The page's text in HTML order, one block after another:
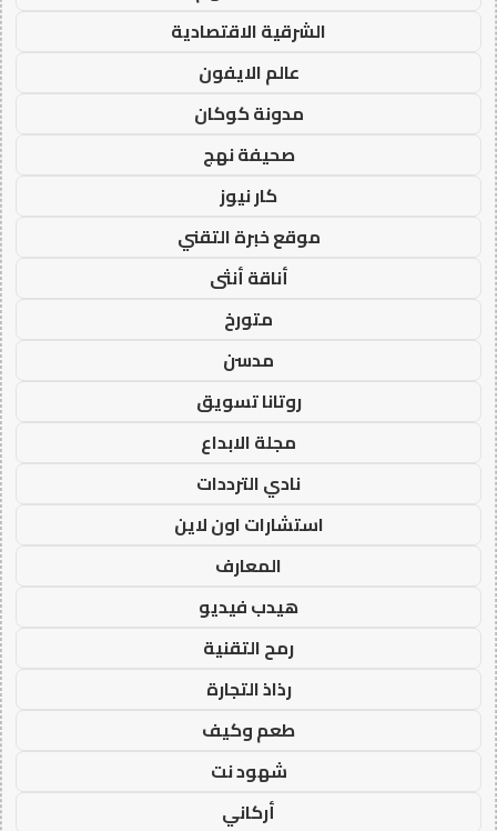
الشرقية الاقتصادية
عالم الايفون
مدونة كوكان
صحيفة نهج
كار نيوز
موقع خبرة التقني
أناقة أنثى
متورخ
مدسن
روتانا تسويق
مجلة الابداع
نادي الترددات
استشارات اون لاين
المعارف
هيدب فيديو
رمح التقنية
رذاذ التجارة
طعم وكيف
شهود نت
أركاني